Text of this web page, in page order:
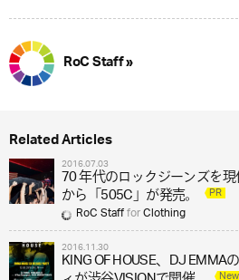
RoC Staff »
Related Articles
2016.07.03
70 年代のロックジーンズを
から「505C」が発売。 PR
RoC StaffforClothing
2016.11.30
KING OF HOUSE、DJ